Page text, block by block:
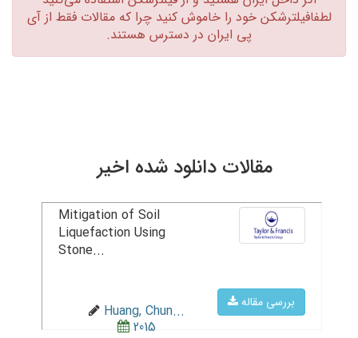
لطفافیلترشکن خود را خاموش کنید چرا که مقالات فقط از آی
پی ایران در دسترس هستند.‏
مقالات دانلود شده اخیر
بررسی مقاله
Mitigation of Soil
Liquefaction Using
Stone...
Huang, Chun...
2015